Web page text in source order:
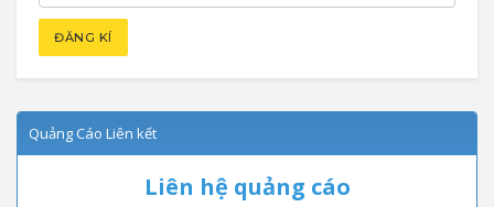
Quảng Cáo Liên kết
Liên hệ quảng cáo